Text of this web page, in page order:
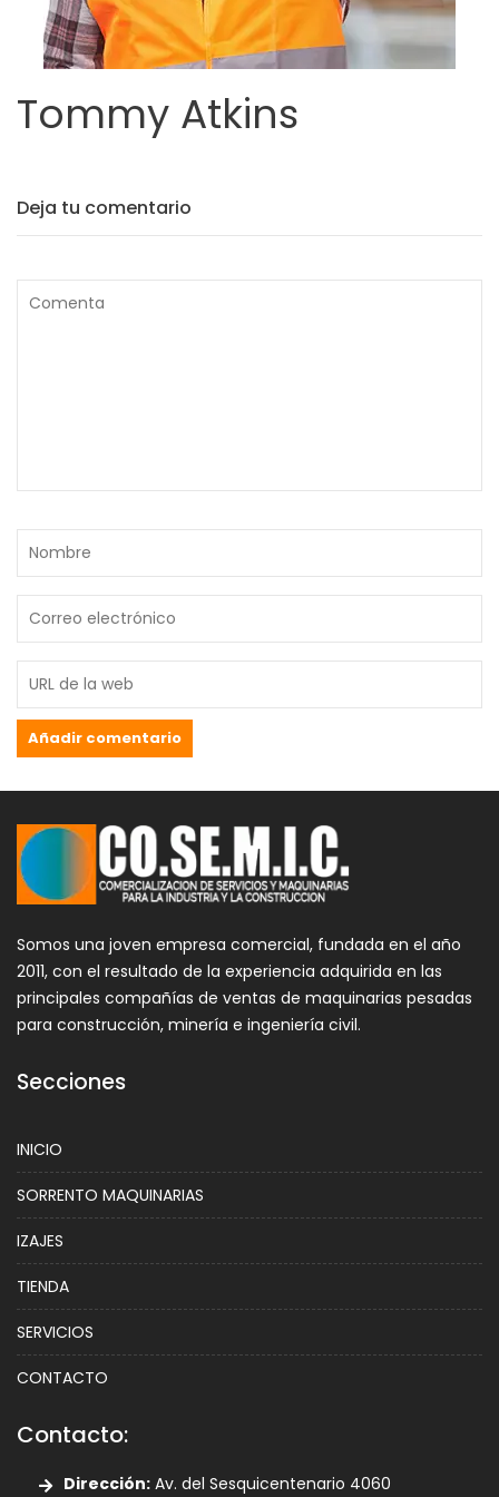
Tommy Atkins
Deja tu comentario
Somos una joven empresa comercial, fundada en el año
2011, con el resultado de la experiencia adquirida en las
principales compañías de ventas de maquinarias pesadas
para construcción, minería e ingeniería civil.
Secciones
INICIO
SORRENTO MAQUINARIAS
IZAJES
TIENDA
SERVICIOS
CONTACTO
Contacto:
Dirección: Av. del Sesquicentenario 4060